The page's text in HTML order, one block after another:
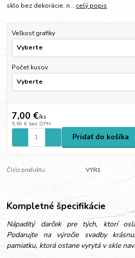
sklo bez dekorácie, n... celý popis
Veľkosť grafiky
Počet kusov
7,00 €/ks
5,69 € bez DPH
Pridať do košíka
Číslo produktu: VYR1
Kompletné špecifikácie
Nápaditý darček pre tých, ktorí
Podarujte na výročie svadby
pamiatku, ktorá ostane vyrytá v skle